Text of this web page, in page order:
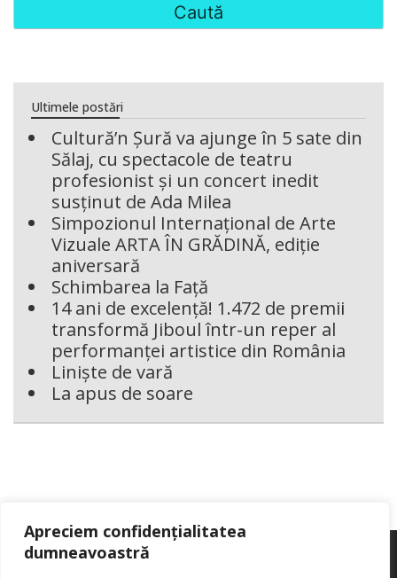
Apreciem confidențialitatea
dumneavoastră
Ultimele postări
Cultură’n Șură va ajunge în 5 sate din
Sălaj, cu spectacole de teatru
profesionist și un concert inedit
susținut de Ada Milea
Simpozionul Internațional de Arte
Vizuale ARTA ÎN GRĂDINĂ, ediție
aniversară
Schimbarea la Față
14 ani de excelență! 1.472 de premii
transformă Jiboul într-un reper al
performanței artistice din România
Liniște de vară
La apus de soare